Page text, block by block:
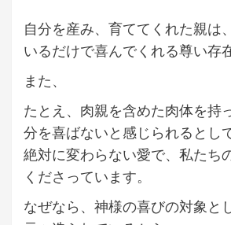
自分を産み、育ててくれた親は
いるだけで喜んでくれる尊い存在
また、
たとえ、肉親を含めた肉体を持
分を喜ばないと感じられるとし
絶対に変わらない愛で、私たち
くださっています。
なぜなら、神様の喜びの対象と